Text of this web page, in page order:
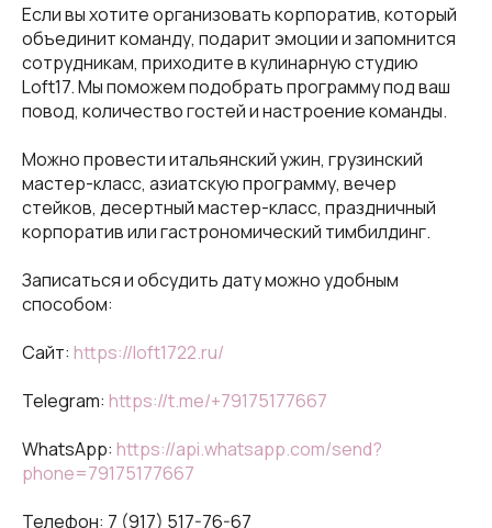
Если вы хотите организовать корпоратив, который
объединит команду, подарит эмоции и запомнится
сотрудникам, приходите в кулинарную студию
Loft17. Мы поможем подобрать программу под ваш
повод, количество гостей и настроение команды.
Можно провести итальянский ужин, грузинский
мастер-класс, азиатскую программу, вечер
стейков, десертный мастер-класс, праздничный
корпоратив или гастрономический тимбилдинг.
Записаться и обсудить дату можно удобным
способом:
Сайт: https://loft1722.ru/
Telegram: https://t.me/+79175177667
WhatsApp: https://api.whatsapp.com/send?
phone=79175177667
Телефон: 7 (917) 517-76-67